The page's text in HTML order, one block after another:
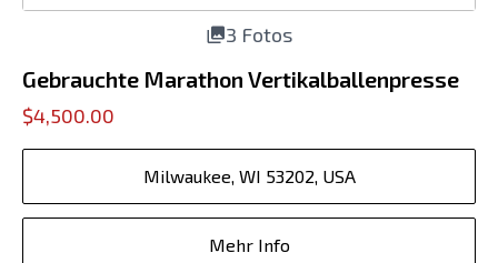
3 Fotos
Gebrauchte Marathon Vertikalballenpresse
$4,500.00
Milwaukee, WI 53202, USA
Mehr Info